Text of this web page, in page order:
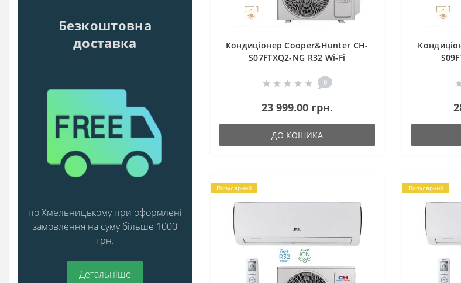
Безкоштовна
доставка
по Хмельницькому при оформлені
замовлення на суму більше 1000
грн.
Детальніше
Кондиціонер Cooper&Hunter CH-
S07FTXQ2-NG R32 Wi-Fi
0
23 999.00 грн.
ДО КОШИКА
Популярний Популярний